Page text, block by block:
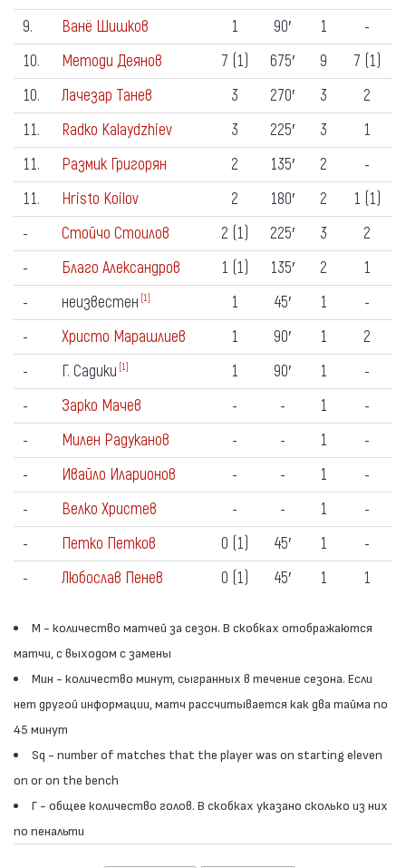
9.
Ванё Шишков 1 90′ 1
-
10.
Методи Деянов 7 (1) 675′ 9
7 (1)
10.
Лачезар Танев 3 270′ 3
2
11.
Radko Kalaydzhiev 3 225′ 3
1
11.
Размик Григорян 2 135′ 2
-
11.
Hristo Koilov 2 180′ 2
1 (1)
-
Стойчо Стоилов 2 (1) 225′ 3
2
-
Благо Александров 1 (1) 135′ 2
1
-
неизвестен [1] 1 45′ 1
-
-
Христо Марашлиев 1 90′ 1
2
-
Г. Садики [1] 1 90′ 1
-
-
Зарко Мачев - - 1
-
-
Милен Радуканов - - 1
-
-
Ивайло Иларионов - - 1
-
-
Велко Христев - - 1
-
-
Петко Петков 0 (1) 45′ 1
-
-
Любослав Пенев 0 (1) 45′ 1 1
М - количество матчей за сезон. В скобках отображаются
матчи, с выходом с замены
Мин - количество минут, сыгранных в течение сезона. Если
нет другой информации, матч рассчитывается как два тайма по
45 минут
Sq - number of matches that the player was on starting eleven
on or on the bench
Г - общее количество голов. В скобках указано сколько из них
по пенальти